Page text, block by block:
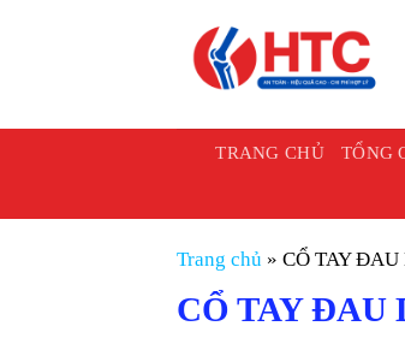
TRANG CHỦ TỔNG
Trang chủ » CỔ TAY
CỔ TAY ĐAU